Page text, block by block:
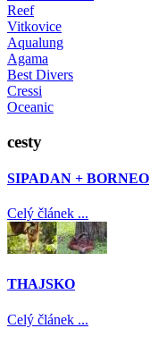
Reef
Vitkovice
Aqualung
Agama
Best Divers
Cressi
Oceanic
cesty
SIPADAN + BORNEO
Celý článek ...
THAJSKO
Celý článek ...